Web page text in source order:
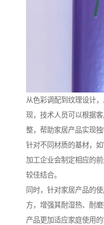
从色彩调配到纹理设计
现，技术人员可以根据
整，帮助家居产品实现独
针对不同材质的基材，
加工企业会制定相应的
较佳结合。
同时，针对家居产品的
方，增强其耐湿热、耐
产品更加适应家庭使用的